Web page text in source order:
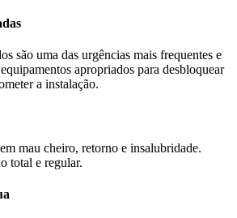
são uma das urgências mais frequentes e
apropriados para desbloquear
a instalação.
mau cheiro, retorno e insalubridade.
total e regular.